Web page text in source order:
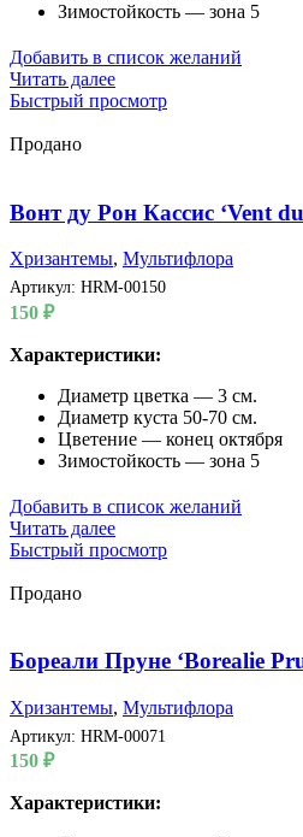
Зимостойкость — зона 5
Добавить в список желаний
Читать далее
Быстрый просмотр
Продано
Вонт ду Рон Кассис ‘Vent
Хризантемы, Мультифлора
Артикул: HRM-00150
150 ₽
Характеристики:
Диаметр цветка — 3 см.
Диаметр куста 50-70 см.
Цветение — конец октября
Зимостойкость — зона 5
Добавить в список желаний
Читать далее
Быстрый просмотр
Продано
Бореали Пруне ‘Borealie
Хризантемы, Мультифлора
Артикул: HRM-00071
150 ₽
Характеристики: